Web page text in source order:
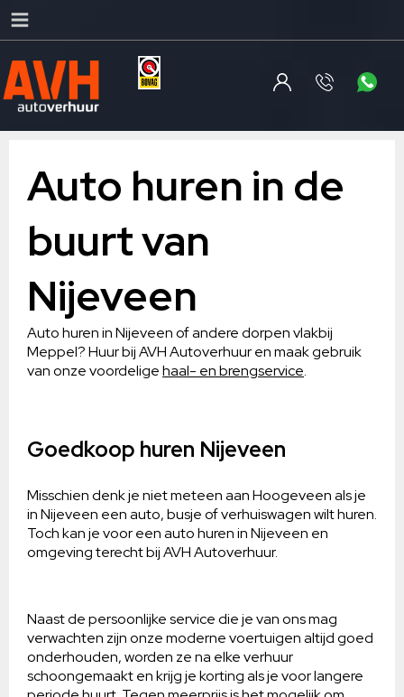
Auto huren in de
buurt van
Nijeveen
Auto huren in Nijeveen of andere dorpen vlakbij
Meppel? Huur bij AVH Autoverhuur en maak gebruik
van onze voordeligehaal- en brengservice.
Goedkoop huren Nijeveen
Misschien denk je niet meteen aan Hoogeveen als je
in Nijeveen een auto, busje of verhuiswagen wilt huren.
Toch kan je voor een auto huren in Nijeveen en
omgeving terecht bij AVH Autoverhuur.
Naast de persoonlijke service die je van ons mag
verwachten zijn onze moderne voertuigen altijd goed
onderhouden, worden ze na elke verhuur
schoongemaakt en krijg je korting als je voor langere